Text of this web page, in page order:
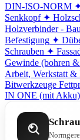
DIN-ISO-NORM
Senkkopf ✦
Holzverbinder -
Befestigung ✦
Schrauben ✦
Gewinde (bohren
Arbeit, Werkstatt &
Bitwerkzeuge
IN ONE (mit Akku)